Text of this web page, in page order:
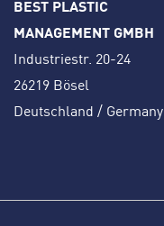
BEST PLASTIC
MANAGEMENT GMBH
Industriestr. 20-24
26219 Bösel
Deutschland / Germany